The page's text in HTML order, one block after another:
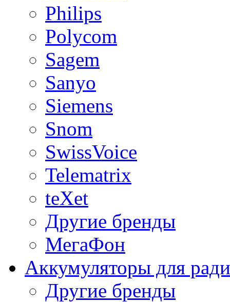
Philips
Polycom
Sagem
Sanyo
Siemens
Snom
SwissVoice
Telematrix
teXet
Другие бренды
МегаФон
Аккумуляторы для
Другие бренды